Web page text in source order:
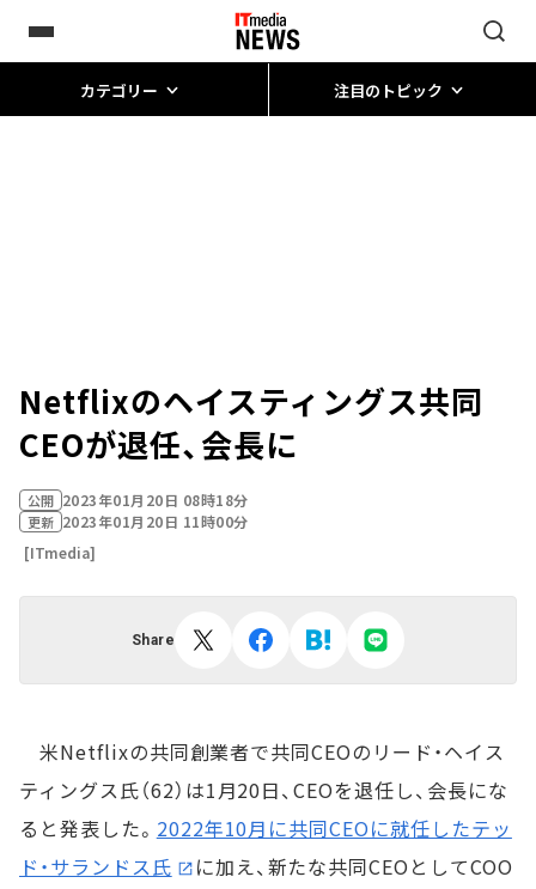
カテゴリー 注目のトピック
Netflixのヘイスティングス共同
CEOが退任、会長に
公開 2023年01月20日 08時18分
更新 2023年01月20日 11時00分
[ITmedia]
Share
米Netflixの共同創業者で共同CEOのリード・ヘイス
ティングス氏（62）は1月20日、CEOを退任し、会長にな
ると発表した。 2022年10月に共同CEOに就任したテッ
ド・サランドス氏
に加え、新たな共同CEOとしてCOO